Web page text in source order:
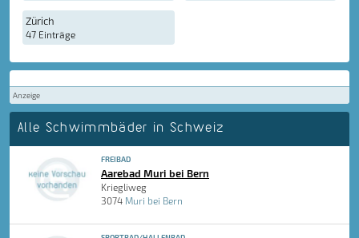
Zürich
47 Einträge
Anzeige
Alle Schwimmbäder in Schweiz
FREIBAD
Aarebad Muri bei Bern
Kriegliweg
3074 Muri bei Bern